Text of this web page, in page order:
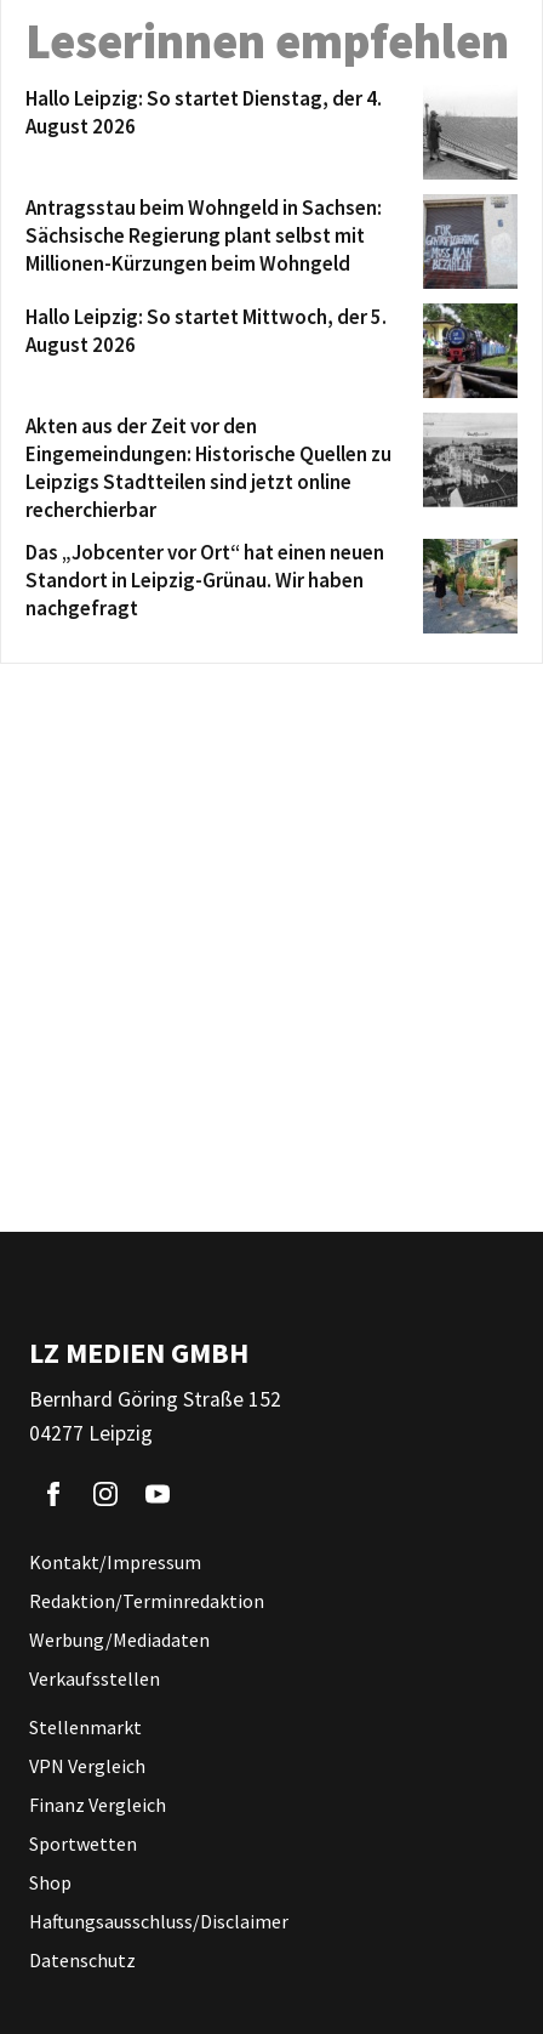
Leserinnen empfehlen
Hallo Leipzig: So startet Dienstag, der 4.
August 2026
Antragsstau beim Wohngeld in Sachsen:
Sächsische Regierung plant selbst mit
Millionen-Kürzungen beim Wohngeld
Hallo Leipzig: So startet Mittwoch, der 5.
August 2026
Akten aus der Zeit vor den
Eingemeindungen: Historische Quellen zu
Leipzigs Stadtteilen sind jetzt online
recherchierbar
Das „Jobcenter vor Ort“ hat einen neuen
Standort in Leipzig-Grünau. Wir haben
nachgefragt
LZ MEDIEN GMBH
Bernhard Göring Straße 152
04277 Leipzig
Kontakt/Impressum
Redaktion/Terminredaktion
Werbung/Mediadaten
Verkaufsstellen
Stellenmarkt
VPN Vergleich
Finanz Vergleich
Sportwetten
Shop
Haftungsausschluss/Disclaimer
Datenschutz